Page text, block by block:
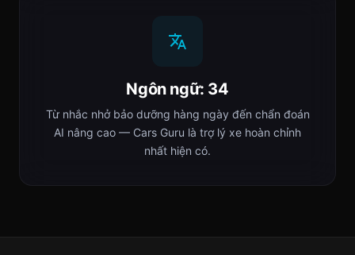
Ngôn ngữ: 34
Từ nhắc nhở bảo dưỡng hàng ngày đến chẩn đoán
AI nâng cao — Cars Guru là trợ lý xe hoàn chỉnh
nhất hiện có.